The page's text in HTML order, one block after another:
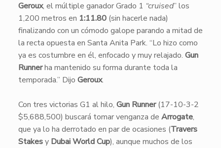
Geroux, el múltiple ganador Grado 1 “cruised” los
1,200 metros en 1:11.80(sin hacerle nada)
finalizando con un cómodo galope parando a mitad de
la recta opuesta en Santa Anita Park. “Lo hizo como
ya es costumbre en él, enfocado y muy relajado. Gun
Runnerha mantenido su forma durante toda la
temporada.” Dijo Geroux.
Con tres victorias G1 al hilo, Gun Runner(17-10-3-2
$5,688,500) buscará tomar venganza de Arrogate,
que ya lo ha derrotado en par de ocasiones (Travers
Stakesy Dubai World Cup), aunque muchos de los